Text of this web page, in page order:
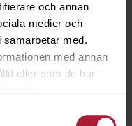
och annan
medier och
med.
med annan
eller som de har